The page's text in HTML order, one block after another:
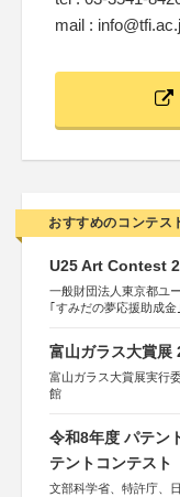
mail :
おすすめのコンテス
U25 Art Contest
一般財団法人東京都ユ
｢すみだの夢応援助成
富山ガラス大賞展
富山ガラス大賞展実行
館
令和8年度 パテン
テントコンテスト
文部科学省、特許庁、